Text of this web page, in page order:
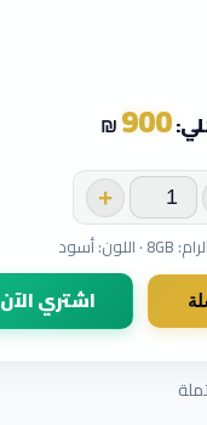
900
₪
+
اشتري الآن